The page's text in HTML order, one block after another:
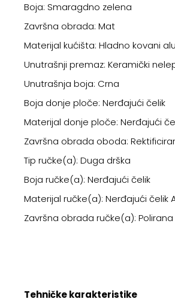
Boja: Smaragdno zelena
Završna obrada: Mat
Materijal kućišta: Hladno kovani
Unutrašnji premaz: Keramički
Unutrašnja boja: Crna
Boja donje ploče: Nerđajući čelik
Materijal donje ploče: Nerđajući
Završna obrada oboda:
Tip ručke(a): Duga drška
Boja ručke(a): Nerđajući čelik
Materijal ručke(a): Nerđajući čelik
Završna obrada ručke(a): Polirana
Tehničke karakteristike